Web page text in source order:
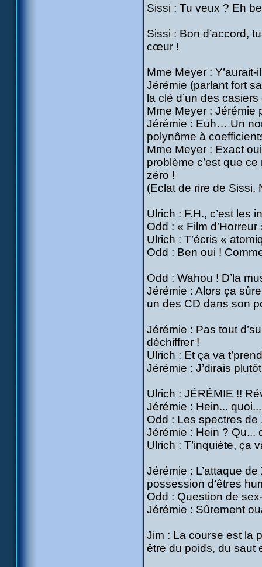
Sissi : Tu veux ? Eh
Sissi : Bon d’accord,
cœur !
Mme Meyer :
Jérémie (parlant fort
la clé d’un des
Mme Meyer : Jérémie
Jérémie : Euh… Un
polynôme à
Mme Meyer : Exact
problème c’est que
zéro !
(Eclat de rire de Sissi,
Ulrich : F.H., c’est les
Odd : « Film
Ulrich : T’écris «
Odd : Ben oui !
Odd : Wahou ! D’la
Jérémie : Alors ça
un des CD dans son
Jérémie : Pas tout
déchiffrer !
Ulrich : Et ça va
Jérémie : J’dirais
Ulrich : JÉRÉMIE !!
Jérémie : Hein... quoi...
Odd : Les spectres de
Jérémie : Hein ? Qu...
Ulrich : T’inquiète, ça
Jérémie : L’attaque
possession d’êtres
Odd : Question de
Jérémie : Sûrement
Jim : La course est la
être du poids, du saut